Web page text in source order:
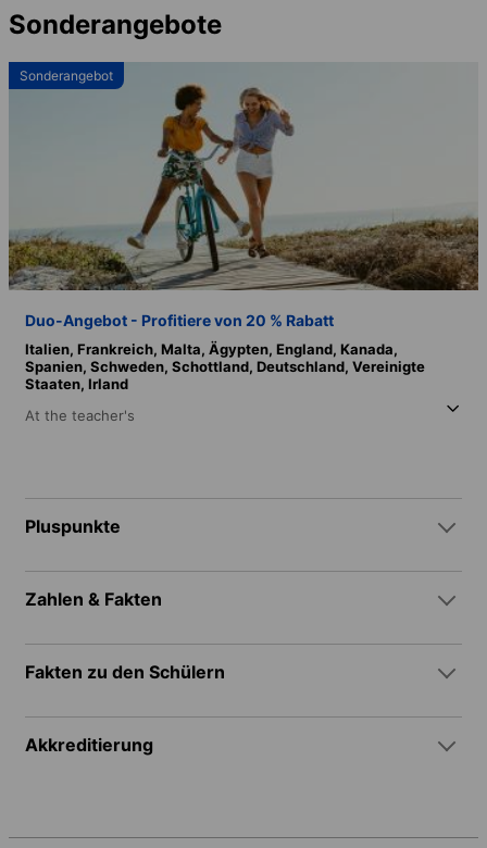
Sonderangebote
Sonderangebot
Duo-Angebot - Profitiere von 20 % Rabatt
Italien, Frankreich, Malta, Ägypten, England, Kanada,
Spanien, Schweden, Schottland, Deutschland, Vereinigte
Staaten, Irland
At the teacher's
Pluspunkte
Zahlen & Fakten
Fakten zu den Schülern
Akkreditierung